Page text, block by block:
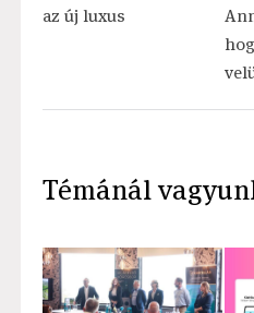
az új luxus
Témánál